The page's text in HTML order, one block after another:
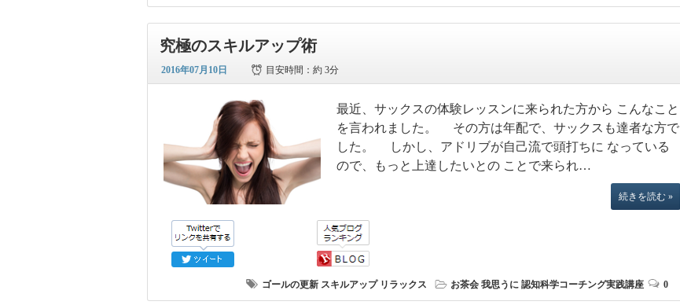
究極のスキルアップ術
2016年07月10日 目安時間：約 3分
最近、サックスの体験レッスンに来られた方から こんなこと
を言われました。 その方は年配で、サックスも達者な方で
した。 しかし、アドリブが自己流で頭打ちに なっている
ので、もっと上達したいとの ことで来られ…
続きを読む »
ゴールの更新 スキルアップ リラックス お茶会 我思うに 認知科学コーチング実践講座 0